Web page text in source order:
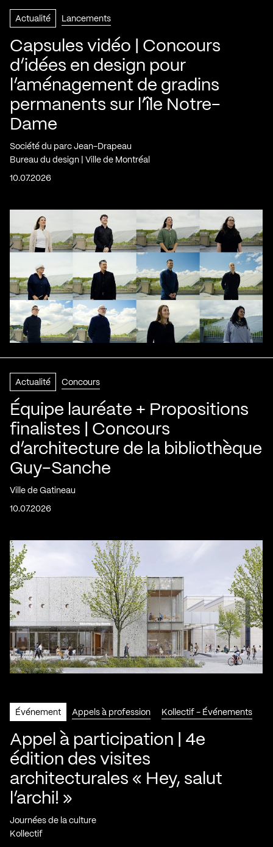
Actualité Lancements
Capsules vidéo | Concours
d’idées en design pour
l’aménagement de gradins
permanents sur l’île Notre-
Dame
Société du parc Jean-Drapeau
Bureau du design | Ville de Montréal
10.07.2026
Actualité Concours
Équipe lauréate + Propositions
finalistes | Concours
d’architecture de la bibliothèque
Guy-Sanche
Ville de Gatineau
10.07.2026
Événement Appels à profession Kollectif - Événements
Appel à participation | 4e
édition des visites
architecturales « Hey, salut
l’archi! »
Journées de la culture
Kollectif